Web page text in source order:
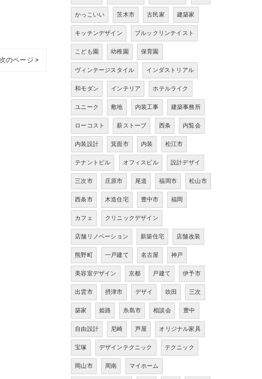
次のページ >
かっこいい 茨木市 古民家 建築家
キッチンデザイン ブルックリンテイスト
こども園 幼稚園 保育園
ヴィンテージスタイル インダストリアル
和モダン インテリア ホテルライク
ユニーク 敷地 内装工事 建築事務所
ローコスト 薪ストーブ 西条 内覧会
内装設計 箕面市 内装 松江市
テナントビル オフィスビル 設計デザイ
三次市 庄原市 尾道 福岡市 松山市
西条市 木造住宅 豊中市 福岡
カフェ クリニックデザイン
店舗リノベーション 新築住宅 店舗改装
熊野町 一戸建て 名古屋 神戸
美容室デザイン 京都 戸建て 伊予市
出雲市 摂津市 デザイ 吹田 三次
築家 姫路 糸島市 相談会 豊中
自由設計 尼崎 芦屋 オリジナル家具
宝塚 デザインテクニック テクニック
岡山市 周南 マイホーム